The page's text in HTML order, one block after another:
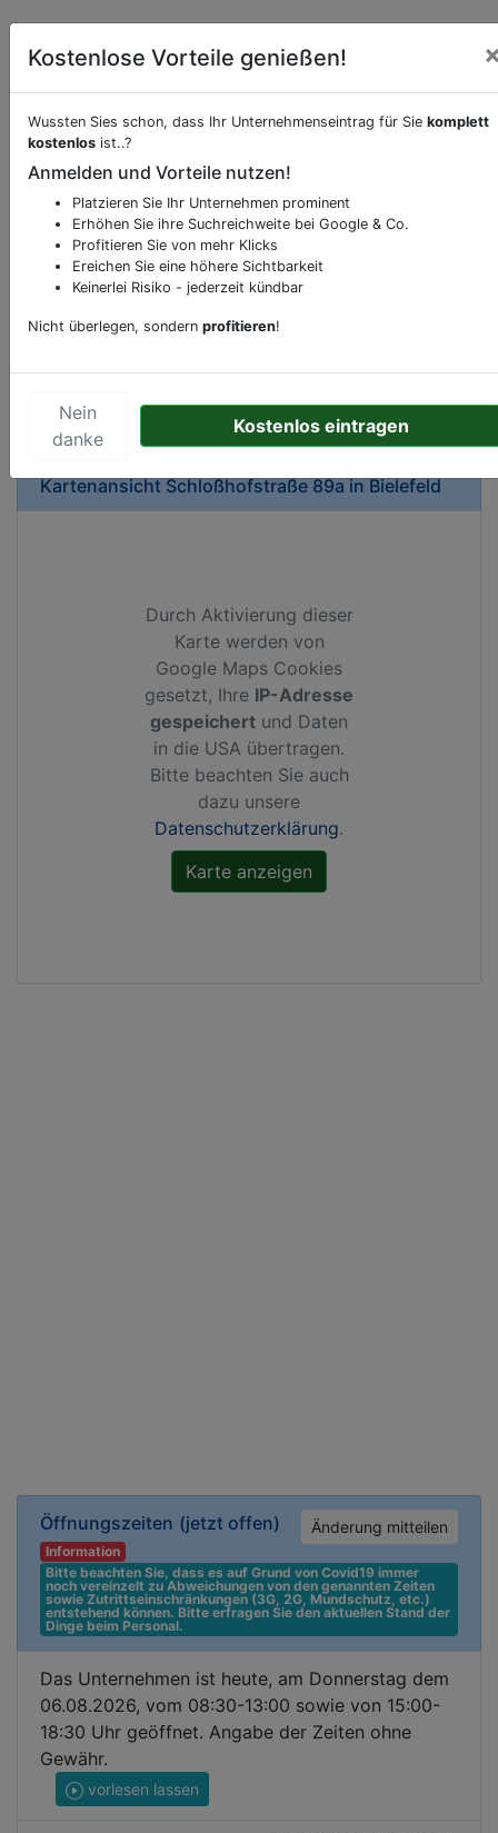
Öffnungszeiten (jetzt offen) Änderung mitteilen
Information
Bitte beachten Sie, dass es auf Grund von Covid19 immer
noch vereinzelt zu Abweichungen von den genannten Zeiten
sowie Zutrittseinschränkungen (3G, 2G, Mundschutz, etc.)
entstehend können. Bitte erfragen Sie den aktuellen Stand der
Dinge beim Personal.
Das Unternehmen ist heute, am Donnerstag dem
06.08.2026, vom 08:30-13:00 sowie von 15:00-
18:30 Uhr geöffnet. Angabe der Zeiten ohne
Gewähr.
vorlesen lassen
Beschreibung & Services von
Sie möchten eine Beschreibung, Dienstleistung
oder andere relevante Informationen hinzufügen?
Klicken Sie bittehierum uns zu kontaktieren.
Gerne erweitern wir Ihren Firmeneintrag um
Sonderangebote odere besondere Services, die
Ihren Wettbewerbern abheben.
KartenansichtSchloßhofstraße 89ainBielefeld
Durch Aktivierung dieser
Karte werden von
Google Maps Cookies
gesetzt, Ihre IP-Adresse
gespeichert und Daten
in die USA übertragen.
Bitte beachten Sie auch
dazu unsere
Datenschutzerklärung.
Kostenlose Vorteile genießen!
Wussten Sies schon, dass Ihr Unternehmenseintrag für Sie komplett
kostenlos ist..?
Anmelden und Vorteile nutzen!
Platzieren Sie Ihr Unternehmen prominent
Erhöhen Sie ihre Suchreichweite bei Google & Co.
Profitieren Sie von mehr Klicks
Ereichen Sie eine höhere Sichtbarkeit
Keinerlei Risiko - jederzeit kündbar
Nicht überlegen, sondern profitieren!
Nein
danke
Kostenlos eintragen